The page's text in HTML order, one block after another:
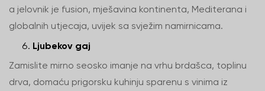
a jelovnik je fusion, mješavina kontinenta, Mediterana i
globalnih utjecaja, uvijek sa svježim namirnicama.
Ljubekov gaj
Zamislite mirno seosko imanje na vrhu brdašca, toplinu
drva, domaću prigorsku kuhinju sparenu s vinima iz